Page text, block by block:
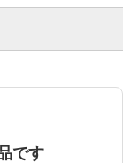
です